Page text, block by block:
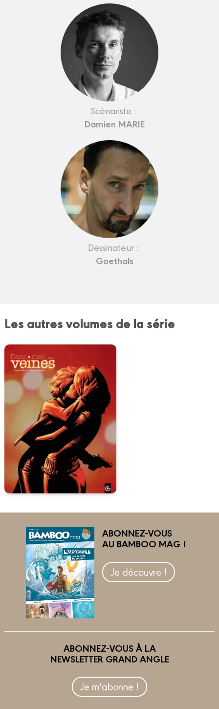
Scénariste :
Damien MARIE
Dessinateur :
Goethals
Les autres volumes de la série
ABONNEZ-VOUS
AU BAMBOO MAG !
Je découvre !
ABONNEZ-VOUS À LA
NEWSLETTER GRAND ANGLE
Je m'abonne !